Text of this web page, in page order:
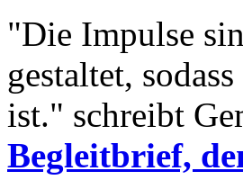
"Die Impulse
gestaltet,
ist." schreibt
Begleitbrief,